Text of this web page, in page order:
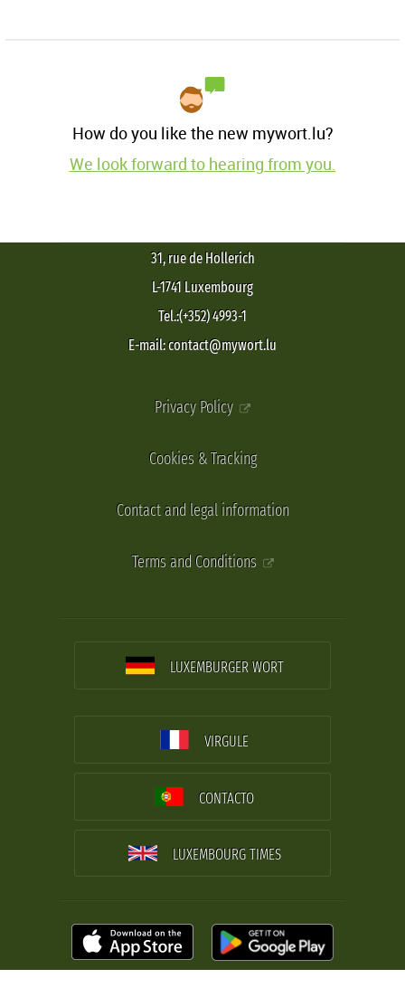
How do you like the new mywort.lu?
We look forward to hearing from you.
31, rue de Hollerich
L-1741 Luxembourg
Tel.:(+352) 4993-1
E-mail: contact@mywort.lu
Privacy Policy
Cookies & Tracking
Contact and legal information
Terms and Conditions
LUXEMBURGER WORT
VIRGULE
CONTACTO
LUXEMBOURG TIMES